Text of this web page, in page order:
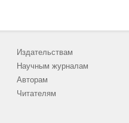
Издательствам
Научным журналам
Авторам
Читателям